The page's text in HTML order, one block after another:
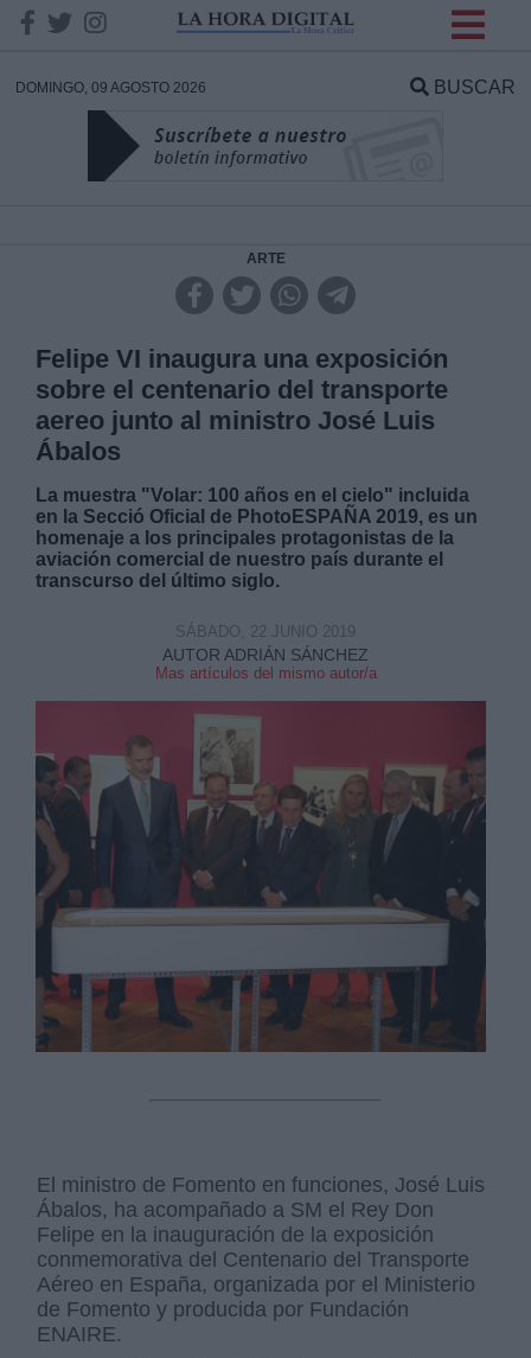
DOMINGO, 09 AGOSTO 2026 BUSCAR
ARTE
Felipe VI inaugura una exposición
sobre el centenario del transporte
aereo junto al ministro José Luis
Ábalos
La muestra "Volar: 100 años en el cielo" incluida
en la Secció Oficial de PhotoESPAÑA 2019, es un
homenaje a los principales protagonistas de la
aviación comercial de nuestro país durante el
transcurso del último siglo.
AUTOR ADRIÁN SÁNCHEZ
Mas artículos del mismo autor/a
SÁBADO, 22 JUNIO 2019
El ministro de Fomento en funciones, José Luis
Ábalos, ha acompañado a SM el Rey Don
Felipe en la inauguración de la exposición
conmemorativa del Centenario del Transporte
Aéreo en España, organizada por el Ministerio
de Fomento y producida por Fundación
ENAIRE.
DATOS
Responsable:
Legitimación:
Destinatarios:
link
Información adicional
link